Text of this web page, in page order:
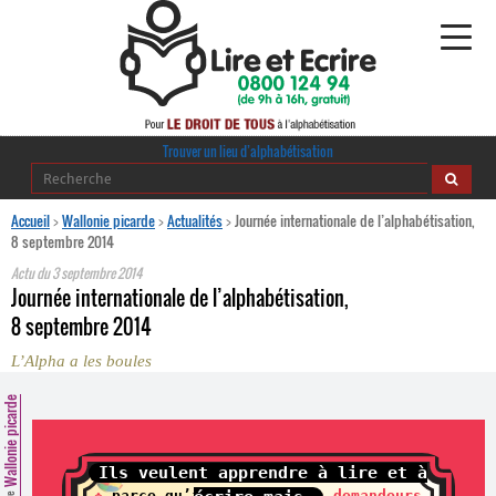
Alphabétisation
Trouver un lieu d’alphabétisation
Accueil>Wallonie picarde>Actualités>Journée internationale de l’alphabétisation,
8 septembre 2014
Actu du3 septembre 2014
Journée internationale de l’alphabétisation,
8 septembre 2014
L’Alpha a les boules
Wallonie picarde
Ils veulent apprendre à lire et à